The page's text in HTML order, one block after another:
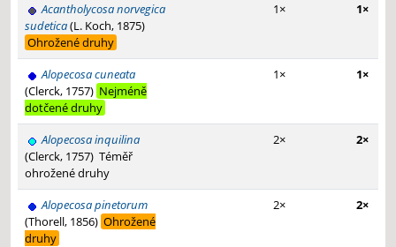
Acantholycosa norvegica
sudetica(L. Koch, 1875)
Ohrožené druhy
1× 1×
Alopecosa cuneata
(Clerck, 1757) Nejméně
dotčené druhy
1× 1×
Alopecosa inquilina
(Clerck, 1757) Téměř
ohrožené druhy
2× 2×
Alopecosa pinetorum
(Thorell, 1856) Ohrožené
druhy
2× 2×